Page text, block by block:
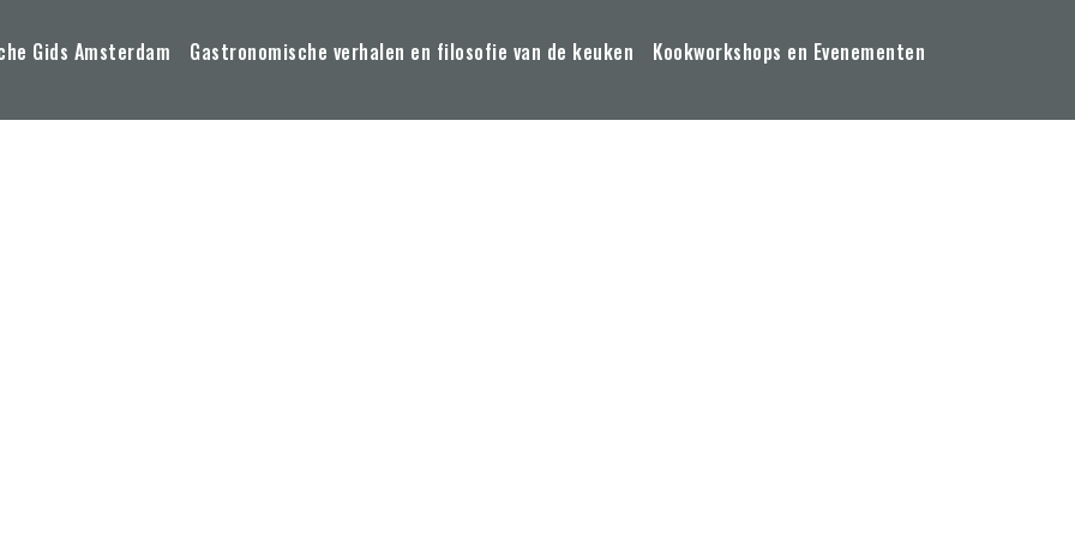
Gids Amsterdam Gastronomische verhalen en filosofie van de keuken Kookworkshops en Evenementen